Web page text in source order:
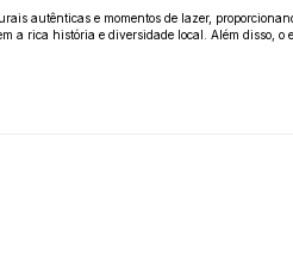
autênticas e momentos de lazer,
rica história e diversidade local. Além disso,